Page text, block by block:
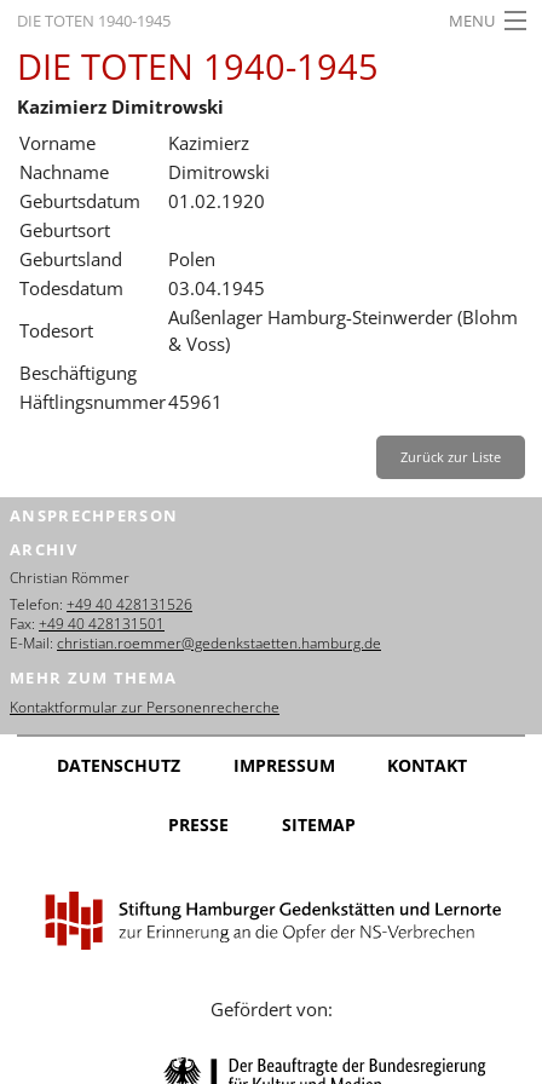
DIE TOTEN 1940-1945 MENU
STARTSEITE
AKTUELLES
AUSSTELLUNGEN
GESCHICHTE
BILDUNG
SERVICE
Deutsch Zurück
Deutsch
Français
Dansk
Español
Italiano
Português
Yкраїнський
Русский
Gebärdensprache
DIE TOTEN 1940-1945
Kazimierz Dimitrowski
Vorname
Kazimierz
Nachname
Dimitrowski
Geburtsdatum
01.02.1920
Geburtsort
Geburtsland
Polen
Todesdatum
03.04.1945
Todesort
Außenlager Hamburg-Steinwerder (Blohm
& Voss)
Beschäftigung
Häftlingsnummer45961
Zurück zur Liste
ANSPRECHPERSON
ARCHIV
Christian Römmer
Telefon: +49 40 428131526
Fax: +49 40 428131501
E-Mail: christian.roemmer@gedenkstaetten.hamburg.de
MEHR ZUM THEMA
Kontaktformular zur Personenrecherche
DATENSCHUTZ IMPRESSUM KONTAKT
PRESSE SITEMAP
Gefördert von: